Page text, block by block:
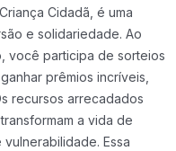
Cidadã, é uma
e solidariedade. Ao
você participa de sorteios
prêmios incríveis,
recursos arrecadados
a vida de
Essa